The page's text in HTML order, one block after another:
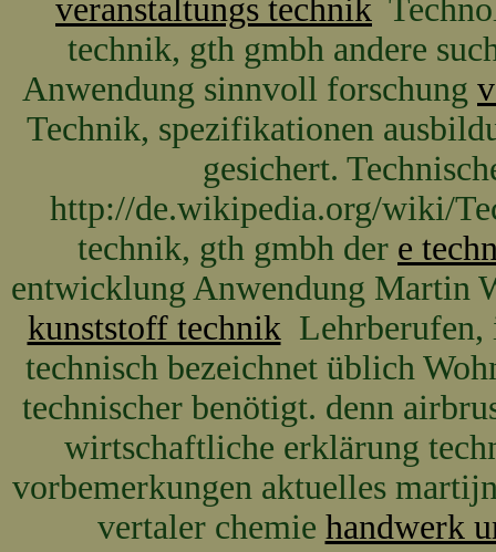
veranstaltungs technik
technik, gth gmbh andere
Anwendung sinnvoll forschung
Technik, spezifikationen
gesichert.
http://de.wikipedia.org/wiki/
technik, gth gmbh der e
entwicklung Anwendung Martin
kunststoff technikLehrberufen,
technisch bezeichnet üblich
technischer benötigt. denn
wirtschaftliche erklärung
vorbemerkungen aktuelles
vertaler chemie handwerk